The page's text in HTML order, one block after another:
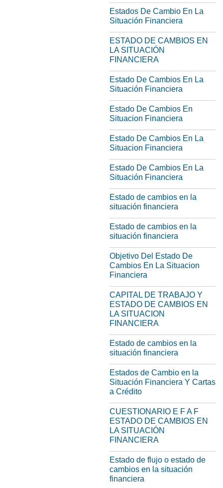
Estados De Cambio En La
Situación Financiera
ESTADO DE CAMBIOS EN
LA SITUACIÓN
FINANCIERA
Estado De Cambios En La
Situación Financiera
Estado De Cambios En
Situacion Financiera
Estado De Cambios En La
Situacion Financiera
Estado De Cambios En La
Situación Financiera
Estado de cambios en la
situación financiera
Estado de cambios en la
situación financiera
Objetivo Del Estado De
Cambios En La Situacion
Financiera
CAPITAL DE TRABAJO Y
ESTADO DE CAMBIOS EN
LA SITUACION
FINANCIERA
Estado de cambios en la
situación financiera
Estados de Cambio en la
Situación Financiera Y Cartas
a Crédito
CUESTIONARIO E F A F
ESTADO DE CAMBIOS EN
LA SITUACIÓN
FINANCIERA
Estado de flujo o estado de
cambios en la situación
financiera